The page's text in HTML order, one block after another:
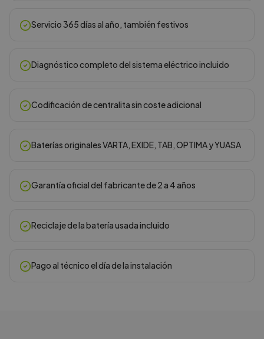
Servicio 365 días al año, también festivos
Diagnóstico completo del sistema eléctrico incluido
Codificación de centralita sin coste adicional
Baterías originales VARTA, EXIDE, TAB, OPTIMA y YUASA
Garantía oficial del fabricante de 2 a 4 años
Reciclaje de la batería usada incluido
Pago al técnico el día de la instalación